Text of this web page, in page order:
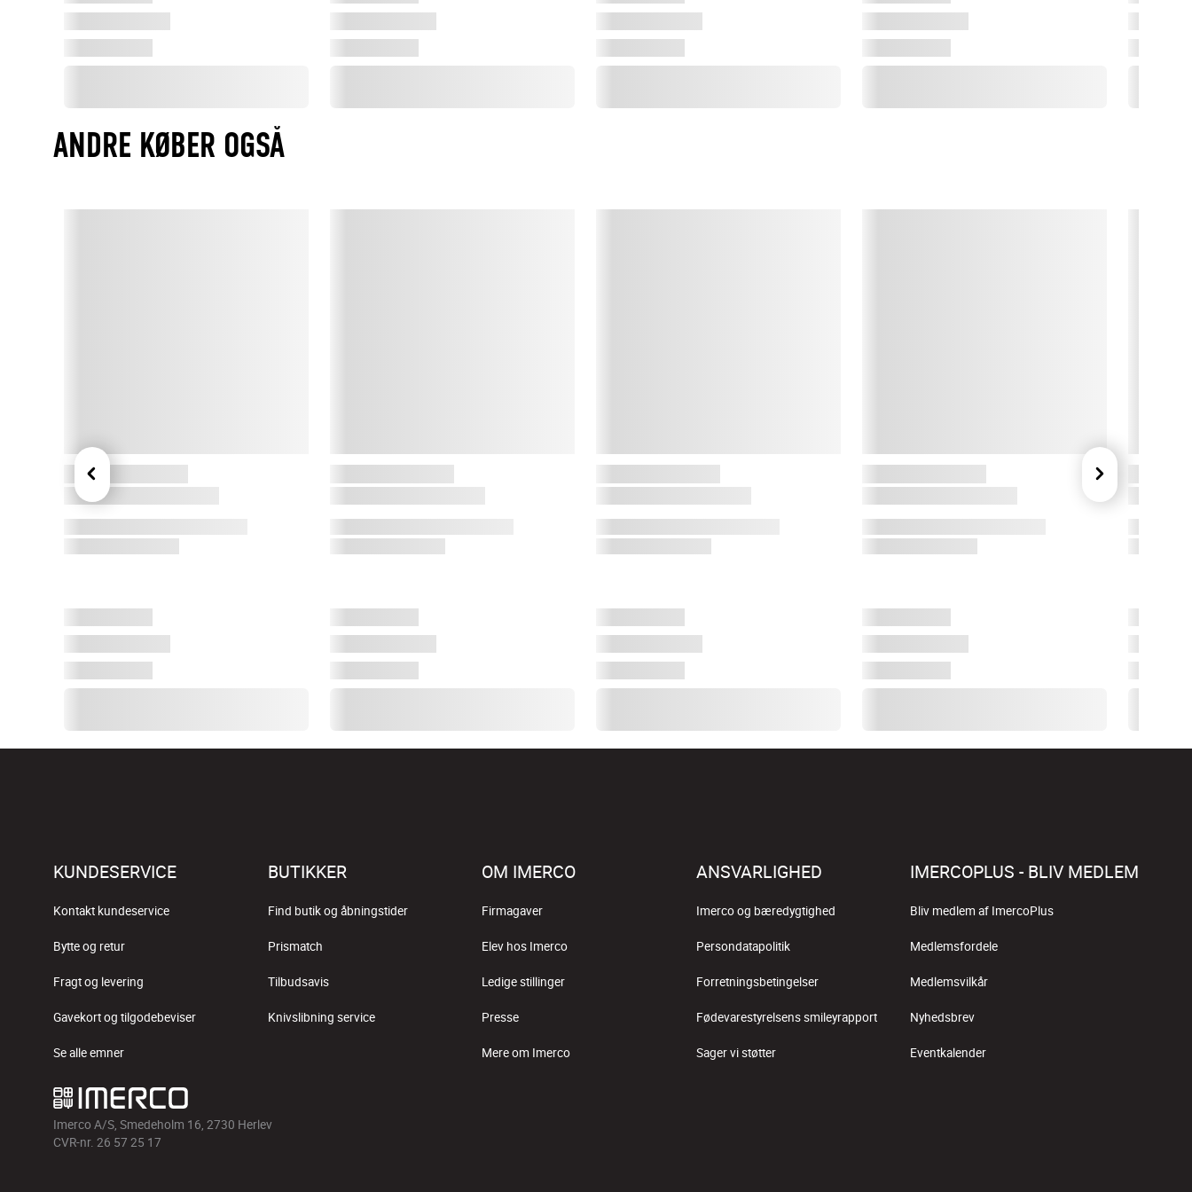
ANDRE KØBER OGSÅ
KUNDESERVICE
Kontakt kundeservice
Bytte og retur
Fragt og levering
Gavekort og tilgodebeviser
Se alle emner
BUTIKKER
Find butik og åbningstider
Prismatch
Tilbudsavis
Knivslibning service
OM IMERCO
Firmagaver
Elev hos Imerco
Ledige stillinger
Presse
Mere om Imerco
ANSVARLIGHED
Imerco og bæredygtighed
Persondatapolitik
Forretningsbetingelser
Fødevarestyrelsens smileyrapport
Sager vi støtter
IMERCOPLUS - BLIV MEDLEM
Bliv medlem af ImercoPlus
Medlemsfordele
Medlemsvilkår
Nyhedsbrev
Eventkalender
Imerco A/S, Smedeholm 16, 2730 Herlev
CVR-nr. 26 57 25 17